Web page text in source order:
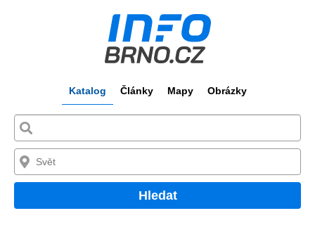
Katalog Články Mapy Obrázky
Hledat